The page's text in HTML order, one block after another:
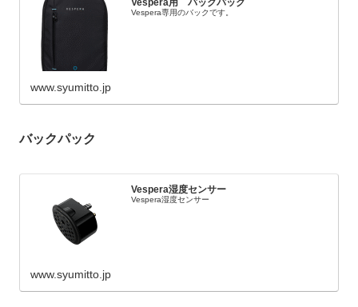
Vespera用 バックパック
Vespera専用のバックです。
www.syumitto.jp
バックパック
Vespera湿度センサー
Vespera湿度センサー
www.syumitto.jp